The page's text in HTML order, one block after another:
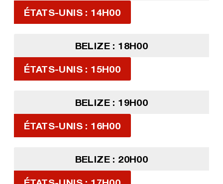
ÉTATS-UNIS : 14H00
BELIZE : 18H00
ÉTATS-UNIS : 15H00
BELIZE : 19H00
ÉTATS-UNIS : 16H00
BELIZE : 20H00